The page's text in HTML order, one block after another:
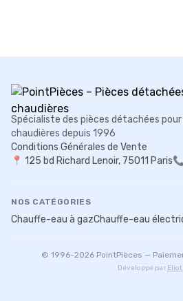
Spécialiste des pièces détachées
chaudières depuis 1996
Conditions Générales de Vente
📍 125 bd Richard Lenoir, 75011 Paris
NOS CATÉGORIES
Chauffe-eau à gazChauffe-eau
© 1996-2026PointPièces —
Développé par Eliot